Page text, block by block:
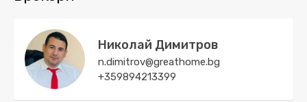
Николай Димитров
n.dimitrov@greathome.bg
+359894213399